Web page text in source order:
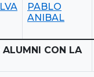
PABLO
ANIBAL
CON LA